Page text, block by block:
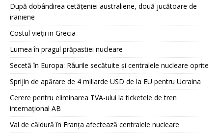
După dobândirea cetățeniei australiene, două jucătoare de
iraniene
Costul vieții in Grecia
Lumea în pragul prăpastiei nucleare
Secetă în Europa: Râurile secătuite și centralele nucleare oprite
Sprijin de apărare de 4 miliarde USD de la EU pentru Ucraina
Cerere pentru eliminarea TVA-ului la ticketele de tren
internațional AB
Val de căldură în Franța afectează centralele nucleare